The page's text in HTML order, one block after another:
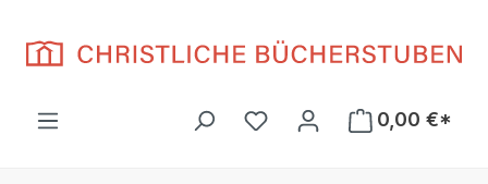
Du hast 0 Produkte auf
0,00 €*